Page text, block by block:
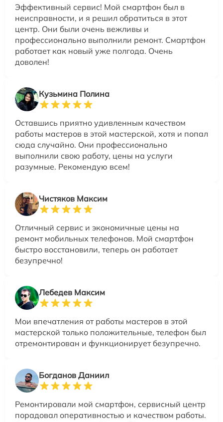
Эффективный сервис! Мой смартфон был в
неисправности, и я решил обратиться в этот
центр. Они были очень вежливы и
профессионально выполнили ремонт. Смартфон
работает как новый уже полгода. Очень
доволен!
Кузьмина Полина
Оставшись приятно удивленным качеством
работы мастеров в этой мастерской, хотя и попал
сюда случайно. Они профессионально
выполнили свою работу, цены на услуги
разумные. Рекомендую всем!
Чистяков Максим
Отличный сервис и экономичные цены на
ремонт мобильных телефонов. Мой смартфон
быстро восстановили, теперь он работает
безупречно!
Лебедев Максим
Мои впечатления от работы мастеров в этой
мастерской только положительные, телефон был
отремонтирован и функционирует безупречно.
Богданов Даниил
Ремонтировали мой смартфон, сервисный центр
порадовал оперативностью и качеством работы.